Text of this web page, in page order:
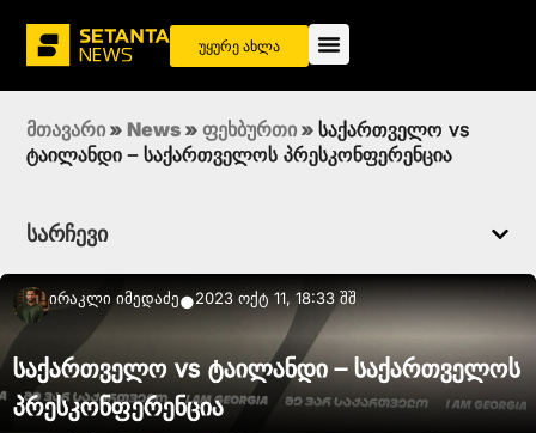
უყურე ახლა
მთავარი » News » ფეხბურთი » საქართველო vs
ტაილანდი – საქართველოს პრესკონფერენცია
სარჩევი
Ირაკლი Იმედაძე●2023 ოქტ 11, 18:33 შშ
საქართველო vs ტაილანდი – საქართველოს
პრესკონფერენცია